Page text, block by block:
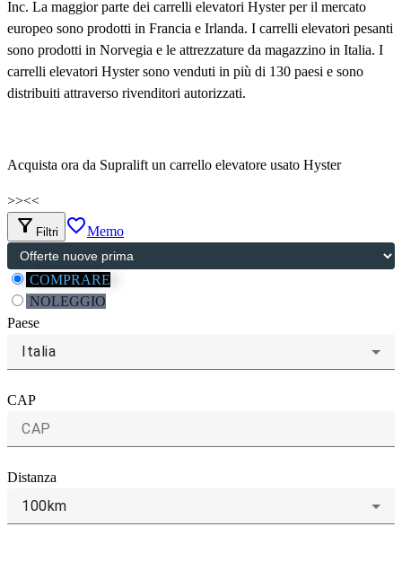
Inc. La maggior parte dei carrelli elevatori Hyster per il mercato
europeo sono prodotti in Francia e Irlanda. I carrelli elevatori pesanti
sono prodotti in Norvegia e le attrezzature da magazzino in Italia. I
carrelli elevatori Hyster sono venduti in più di 130 paesi e sono
distribuiti attraverso rivenditori autorizzati.
Acquista ora da Supralift un carrello elevatore usato Hyster
>><<
filter_alt Filtri favorite_borderMemo
COMPRARE
NOLEGGIO
Paese
Italia
CAP
Distanza
100km